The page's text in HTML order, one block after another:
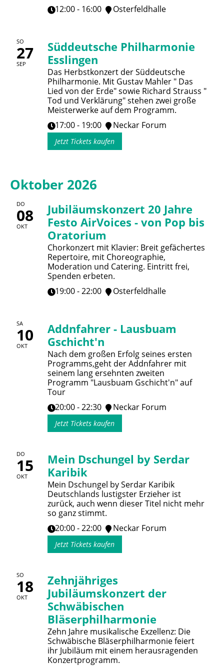
12:00 - 16:00
Osterfeldhalle
SO
27
SEP
Süddeutsche Philharmonie
Esslingen
Das Herbstkonzert der Süddeutsche
Philharmonie. Mit Gustav Mahler " Das
Lied von der Erde" sowie Richard Strauss "
Tod und Verklärung" stehen zwei große
Meisterwerke auf dem Programm.
17:00 - 19:00
Neckar Forum
Jetzt Tickets kaufen
Oktober 2026
DO
08
OKT
Jubiläumskonzert 20 Jahre
Festo AirVoices - von Pop bis
Oratorium
Chorkonzert mit Klavier: Breit gefächertes
Repertoire, mit Choreographie,
Moderation und Catering. Eintritt frei,
Spenden erbeten.
19:00 - 22:00
Osterfeldhalle
SA
10
OKT
Addnfahrer - Lausbuam
Gschicht'n
Nach dem großen Erfolg seines ersten
Programms,geht der Addnfahrer mit
seinem lang ersehnten zweiten
Programm "Lausbuam Gschicht'n" auf
Tour
20:00 - 22:30
Neckar Forum
Jetzt Tickets kaufen
DO
15
OKT
Mein Dschungel by Serdar
Karibik
Mein Dschungel by Serdar Karibik
Deutschlands lustigster Erzieher ist
zurück, auch wenn dieser Titel nicht mehr
so ganz stimmt.
20:00 - 22:00
Neckar Forum
Jetzt Tickets kaufen
SO
18
OKT
Zehnjähriges
Jubiläumskonzert der
Schwäbischen
Bläserphilharmonie
Zehn Jahre musikalische Exzellenz: Die
Schwäbische Bläserphilharmonie feiert
ihr Jubiläum mit einem herausragenden
Konzertprogramm.